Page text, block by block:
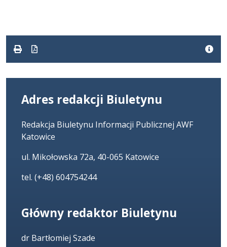
Adres redakcji Biuletynu
Redakcja Biuletynu Informacji Publicznej AWF
Katowice
ul. Mikołowska 72a, 40-065 Katowice
tel. (+48) 604754244
Główny redaktor Biuletynu
dr Bartłomiej Szade